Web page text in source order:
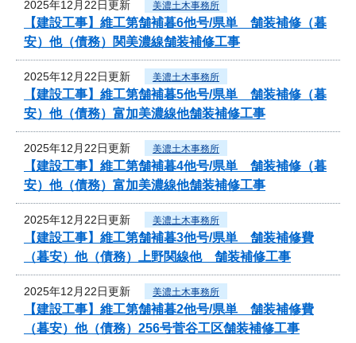
2025年12月22日更新 美濃土木事務所
【建設工事】維工第舗補暮6他号/県単 舗装補修（暮
安）他（債務）関美濃線舗装補修工事
2025年12月22日更新 美濃土木事務所
【建設工事】維工第舗補暮5他号/県単 舗装補修（暮
安）他（債務）富加美濃線他舗装補修工事
2025年12月22日更新 美濃土木事務所
【建設工事】維工第舗補暮4他号/県単 舗装補修（暮
安）他（債務）富加美濃線他舗装補修工事
2025年12月22日更新 美濃土木事務所
【建設工事】維工第舗補暮3他号/県単 舗装補修費
（暮安）他（債務）上野関線他 舗装補修工事
2025年12月22日更新 美濃土木事務所
【建設工事】維工第舗補暮2他号/県単 舗装補修費
（暮安）他（債務）256号菅谷工区舗装補修工事